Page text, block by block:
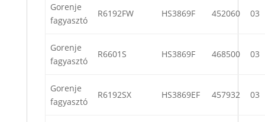
Gorenje
fagyasztó
R6192FW HS3869F 452060 03
Gorenje
fagyasztó
R6601S HS3869F 468500 03
Gorenje
fagyasztó
R6192SX HS3869EF 457932 03